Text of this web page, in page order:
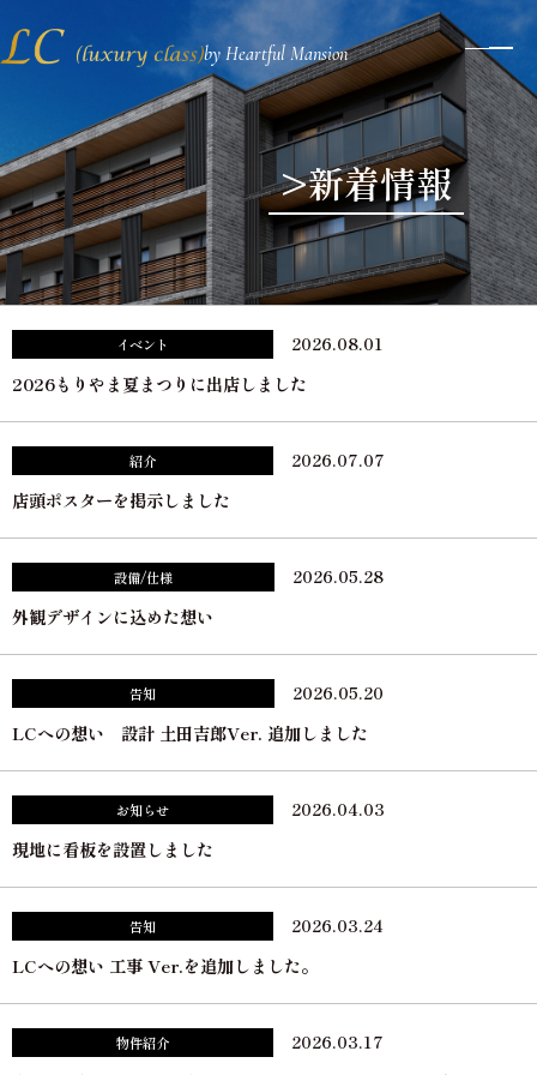
by Heartful Mansion
メ
ニ
ュ
ー
ボ
タ
ン
>新着情報
イベント
2026.08.01
2026もりやま夏まつりに出店しました
紹介
2026.07.07
店頭ポスターを掲示しました
設備/仕様
2026.05.28
外観デザインに込めた想い
告知
2026.05.20
LCへの想い 設計 土田吉郎Ver. 追加しました
お知らせ
2026.04.03
現地に看板を設置しました
告知
2026.03.24
LCへの想い 工事 Ver.を追加しました。
物件紹介
2026.03.17